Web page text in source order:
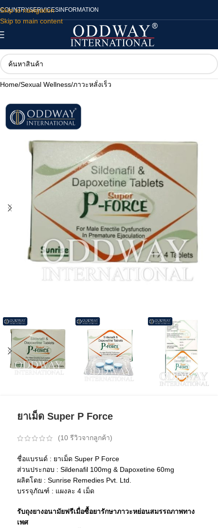
Skip to navigation
Skip to main content
COUNTRYSERVICES INFORMATION
Home/Sexual Wellness/ภาวะหลั่งเร็ว
ยาเม็ด Super P Force
(10 รีวิวจากลูกค้า)
ชื่อแบรนด์ : ยาเม็ด Super P Force
ส่วนประกอบ : Sildenafil 100mg & Dapoxetine 60mg
ผลิตโดย : Sunrise Remedies Pvt. Ltd.
บรรจุภัณฑ์ : แผงละ 4 เม็ด
รับถุงยางอนามัยฟรีเมื่อซื้อยารักษาภาวะหย่อนสมรรถภาพทาง
เพศ